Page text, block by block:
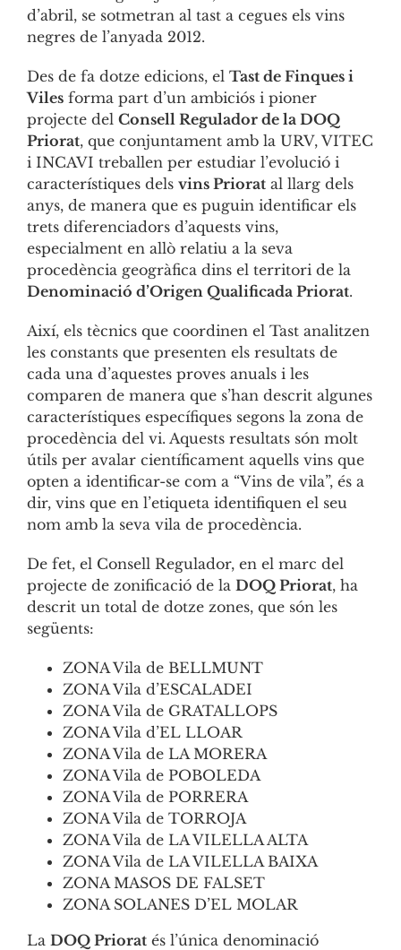
d’abril, se sotmetran al tast a cegues els vins
negres de l’anyada 2012.
Des de fa dotze edicions, el Tast de Finques i
Viles forma part d’un ambiciós i pioner
projecte del Consell Regulador de la DOQ
Priorat, que conjuntament amb la URV, VITEC
i INCAVI treballen per estudiar l’evolució i
característiques dels vins Priorat al llarg dels
anys, de manera que es puguin identificar els
trets diferenciadors d’aquests vins,
especialment en allò relatiu a la seva
procedència geogràfica dins el territori de la
Denominació d’Origen Qualificada Priorat.
Així, els tècnics que coordinen el Tast analitzen
les constants que presenten els resultats de
cada una d’aquestes proves anuals i les
comparen de manera que s’han descrit algunes
característiques específiques segons la zona de
procedència del vi. Aquests resultats són molt
útils per avalar científicament aquells vins que
opten a identificar-se com a “Vins de vila”, és a
dir, vins que en l’etiqueta identifiquen el seu
nom amb la seva vila de procedència.
De fet, el Consell Regulador, en el marc del
projecte de zonificació de la DOQ Priorat, ha
descrit un total de dotze zones, que són les
següents:
ZONA Vila de BELLMUNT
ZONA Vila d’ESCALADEI
ZONA Vila de GRATALLOPS
ZONA Vila d’EL LLOAR
ZONA Vila de LA MORERA
ZONA Vila de POBOLEDA
ZONA Vila de PORRERA
ZONA Vila de TORROJA
ZONA Vila de LA VILELLA ALTA
ZONA Vila de LA VILELLA BAIXA
ZONA MASOS DE FALSET
ZONA SOLANES D’EL MOLAR
La DOQ Priorat és l’única denominació